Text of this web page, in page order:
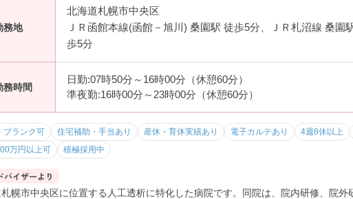
外から患者様が来院
な症例を通して高度なスキル習得が可能です
やすさ抜群の職場環境♪
ける理由が整っています。
率6％と高い定着率
係良好な職場
年新築の綺麗な病院
よく働ける環境が大切にされています
イフバランスも安心◎
務地
北海道札幌市中央区
ＪＲ函館本線(函館－旭川) 桑園駅 徒歩5分、ＪＲ札沼線 桑園
歩5分
務時間
日勤:07時50分～16時00分（休憩60分）
準夜勤:16時00分～23時00分（休憩60分）
ブランク可 住宅補助・手当あり 産休・育休実績あり 電子カルテあり 4週8休以上
万円以上可
積極採用中
幌市中央区に位置する人工透析に特化した病院です。同院は、院内研修、院